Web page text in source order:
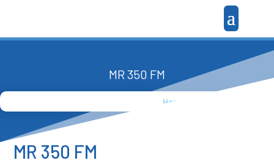
MR 350 FM
Home
MR 350 FM